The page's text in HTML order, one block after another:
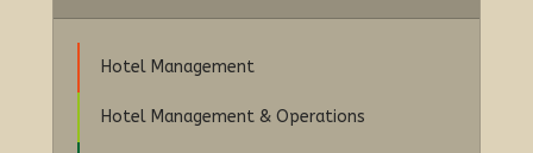
Hotel Management
Hotel Management & Operations